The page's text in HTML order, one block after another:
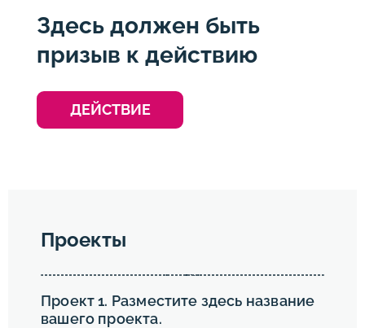
Здесь должен быть
призыв к действию
ДЕЙСТВИЕ
Проекты
Проект 1. Разместите здесь название
вашего проекта.